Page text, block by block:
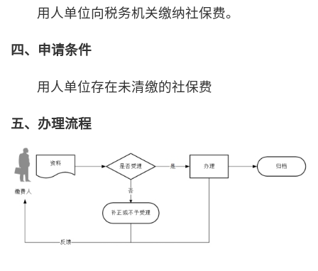
用人单位向税务机关缴纳社保费。
四、申请条件
用人单位存在未清缴的社保费
五、办理流程